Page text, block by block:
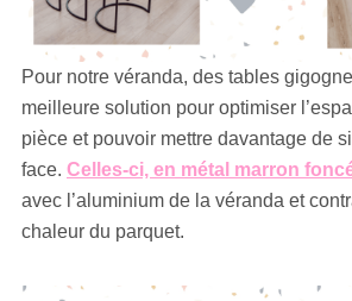
Pour notre véranda, des tables
meilleure solution pour optimiser
pièce et pouvoir mettre davantage de
face. Celles-ci, en métal marron
avec l’aluminium de la véranda et
chaleur du parquet.